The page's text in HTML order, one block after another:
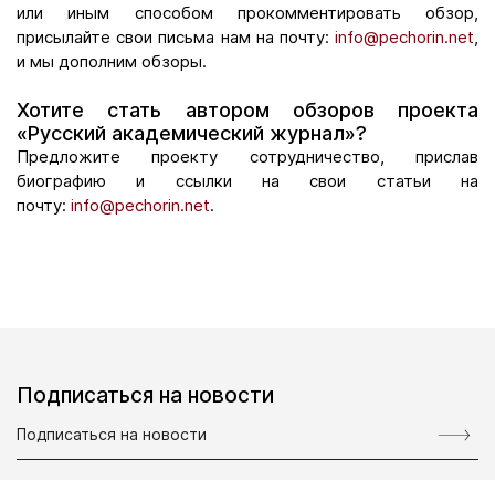
или иным способом прокомментировать обзор,
присылайте свои письма нам на почту: info@pechorin.net
и мы дополним обзоры.
Хотите стать автором обзоров проекта
«Русский академический журнал»?
Предложите проекту сотрудничество, прислав
биографию и ссылки на свои статьи на
почту: info@pechorin.net.
Подписаться на новости